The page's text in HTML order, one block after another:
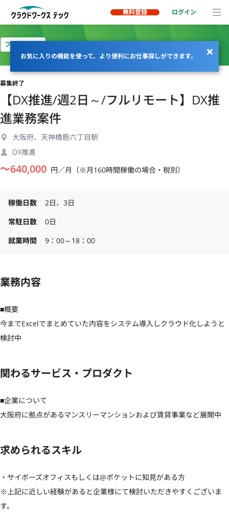
無料登録 ログイン
お気に入りの機能を使って、より便利にお仕事探しができます。
フルリモート
募集終了
【DX推進/週2日～/フルリモート】DX推
進業務案件
大阪府、天神橋筋六丁目駅
DX推進
〜640,000 円／月（※月160時間稼働の場合・税別）
稼働日数
2日、3日
常駐日数
0日
就業時間
9：00～18：00
業務内容
■概要
今までExcelでまとめていた内容をシステム導入しクラウド化しようと
検討中
関わるサービス・プロダクト
■企業について
大阪府に拠点があるマンスリーマンションおよび賃貸事業など展開中
求められるスキル
・サイボーズオフィスもしくは@ポケットに知見がある方
※上記に近しい経験があると企業様にて検討いただきやすくございま
す。